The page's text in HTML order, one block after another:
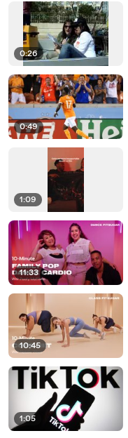
0:26
0:49
1:09
11:33
10:45
1:05